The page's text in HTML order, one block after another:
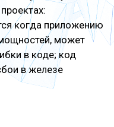
когда приложению
может
в коде; код
в железе